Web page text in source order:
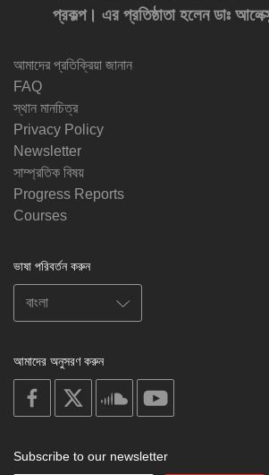
প্রকল্প। এর প্রতিষ্ঠাতা হলেন ডাঃ
আমাদের প্রতিক্রিয়া জানান
FAQ
স্থান মানচিত্র
Privacy Policy
Newsletter
সাম্প্রতিক বিষয়
Progress Reports
Courses
ভাষা পরিবর্তন করুন
আমাদের অনুসরণ করুন
on
facebook
soundcloud
Subscribe to our newsletter